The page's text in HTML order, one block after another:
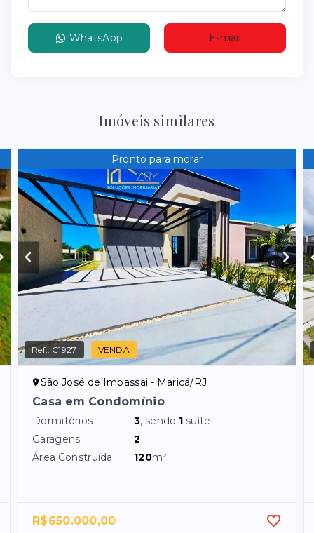
WhatsApp E-mail
Imóveis similares
Pronto para morar
Ref.: C1927 VENDA
São José de Imbassai - Maricá/RJ
Casa em Condomínio
Dormitórios 3, sendo 1 suíte
Garagens
2
Área Construída
120m²
R$650.000,00